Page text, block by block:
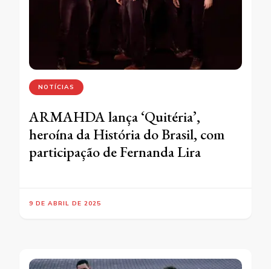
NOTÍCIAS
ARMAHDA lança ‘Quitéria’,
heroína da História do Brasil, com
participação de Fernanda Lira
9 DE ABRIL DE 2025